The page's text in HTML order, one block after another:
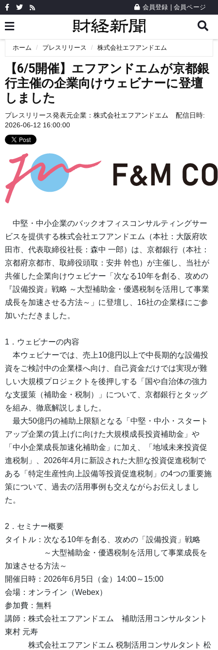
会員登録 会員ページ
ホーム プレスリリース 株式会社エフアンドエム
【6/5開催】エフアンドエムが京都銀
行主催の企業向けウェビナーに登壇
しました
プレスリリース発表元企業： 株式会社エフアンドエム
配信日時:
2026-06-12 16:00:00
中堅・中小企業のバックオフィスコンサルティングサー
ビスを提供する株式会社エフアンドエム（本社：大阪府吹
田市、代表取締役社長：森中 一郎）は、京都銀行（本社：
京都府京都市、取締役頭取：安井 幹也）が主催し、当社が
共催した企業向けウェビナー「次なる10年を創る、攻めの
『設備投資』戦略 ～大型補助金・優遇税制を活用して事業
成長を加速させる方法～」に登壇し、16社の企業様にご参
加いただきました。
1．ウェビナーの内容
本ウェビナーでは、売上10億円以上で中長期的な設備投
資をご検討中の企業様へ向け、自己資金だけでは実現が難
しい大規模プロジェクトを後押しする「国や自治体の強力
な支援策（補助金・税制）」について、京都銀行とタッグ
を組み、徹底解説しました。
最大50億円の補助上限額となる「中堅・中小・スタート
アップ企業の賃上げに向けた大規模成長投資補助金」や
「中小企業成長加速化補助金」に加え、「地域未来投資促
進税制」、2026年4月に新設された大胆な投資促進税制で
ある「特定生産性向上設備等投資促進税制」の4つの重要施
策について、過去の活用事例も交えながらお伝えしまし
た。
2．セミナー概要
タイトル：次なる10年を創る、攻めの「設備投資」戦略
～大型補助金・優遇税制を活用して事業成長を
加速させる方法～
開催日時：2026年6月5日（金）14:00～15:00
会場：オンライン（Webex）
参加費：無料
講師：株式会社エフアンドエム 補助活用コンサルタント
東村 元寿
株式会社エフアンドエム 税制活用コンサルタント 松